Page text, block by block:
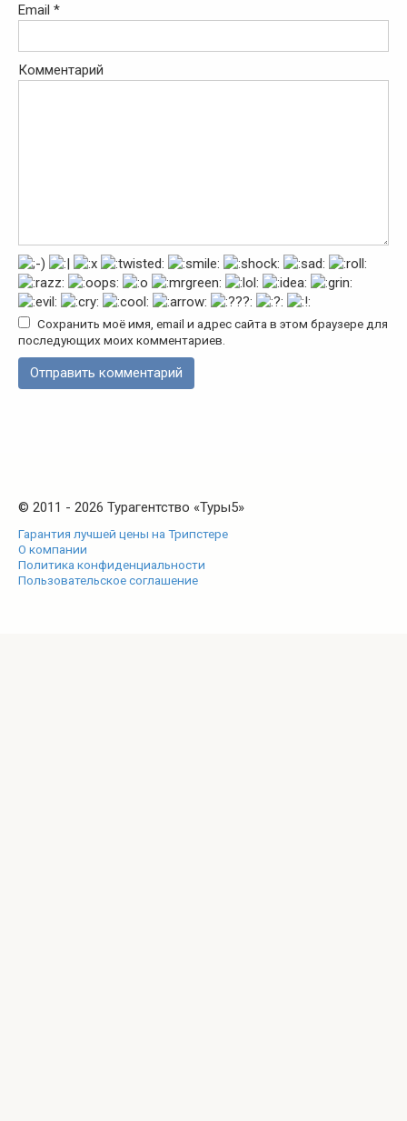
Email *
Комментарий
Сохранить моё имя, email и адрес сайта в этом браузере для
последующих моих комментариев.
© 2011 - 2026 Турагентство «Туры5»
Гарантия лучшей цены на Трипстере
О компании
Политика конфиденциальности
Пользовательское соглашение